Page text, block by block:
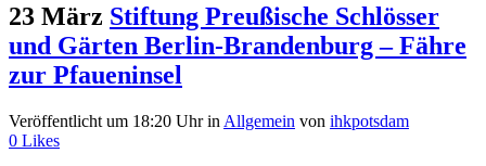
23 März Stiftung Preußische Schlösser
und Gärten Berlin-Brandenburg – Fähre
zur Pfaueninsel
Veröffentlicht um 18:20 Uhrin Allgemein von ihkpotsdam
0 Likes